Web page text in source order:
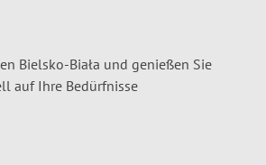
Bielsko-Biała und genießen Sie
auf Ihre Bedürfnisse